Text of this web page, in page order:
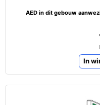
AED in dit gebouw
In